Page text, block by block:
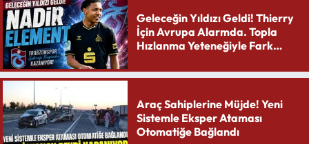
Geleceğin Yıldızı Geldi! Thierry
İçin Avrupa Alarmda. Topla
Hızlanma Yeteneğiyle Fark
Araç Sahiplerine Müjde! Yeni
Sistemle Eksper Ataması
Otomatiğe Bağlandı